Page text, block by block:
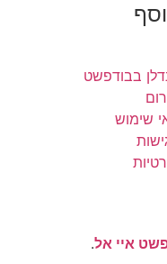
בבודפשט
שימוש
איי אל.